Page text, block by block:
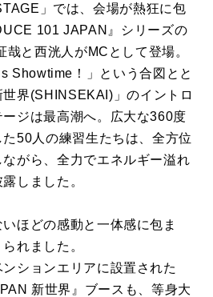
」では、会場が熱狂に包
101 JAPAN』シリーズの
と西洸人がMCとして登場。
Showtime！」という合図とと
界(SHINSEKAI)」のイントロ
ジは最高潮へ。広大な360度
50人の練習生たちは、全方位
がら、全力でエネルギー溢れ
しました。
ほどの感動と一体感に包ま
れました。
ションエリアに設置された
新世界』ブースも、等身大